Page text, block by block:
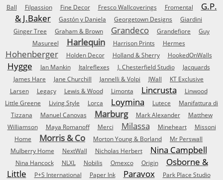
Ball
Filpassion Fine Decor Fresco Wallcoverings Fromental
G.P.
& J.Baker
Gastón y Daniela Georgetown Designs
Giardini
Ginger Tree
Graham & Brown Grandeco Grandefiore
Guy
Masureel
Harlequin Harrison Prints Hermes
Hohenberger Holden Decor Holland & Sherry HookedOnWalls
Hygge Ian Mankin Italreflexes J. Chesterfield Studio
Jacquards
James Hare
Jane Churchill Jannelli & Volpi JWall
KT Exclusive
Larsen
Legacy Lewis & Wood Limonta Lincrusta
Linwood
Little Greene
Living Style Lorca Loymina Lutece
Manifattura di
Tizzana
Manuel Canovas Marburg Mark Alexander
Matthew
Williamson
Maya Romanoff Merci Milassa Mineheart
Missoni
Home
Morris & Co Morton Young & Borland
Mr Perswall
Mulberry Home
NextWall Nicholas Herbert Nina Campbell
Nina Hancock NLXL Nobilis Omexco Origin
Osborne &
Little
P+S International Paper Ink Paravox
Park Place Studio